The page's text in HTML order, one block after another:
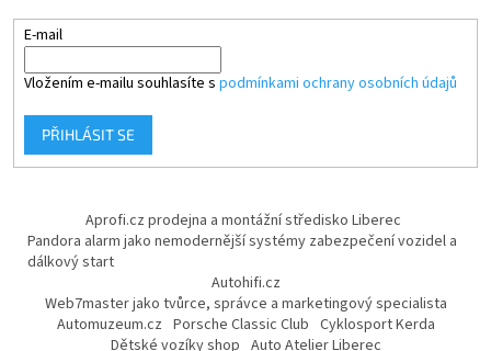
E-mail
Vložením e-mailu souhlasíte s podmínkami ochrany osobních údajů
PŘIHLÁSIT SE
Aprofi.cz prodejna a montážní středisko Liberec
Pandora alarm jako nemodernější systémy zabezpečení vozidel a
dálkový start
Autohifi.cz
Web7master jako tvůrce, správce a marketingový specialista
Automuzeum.cz Porsche Classic Club Cyklosport Kerda
Dětské vozíky shop Auto Atelier Liberec